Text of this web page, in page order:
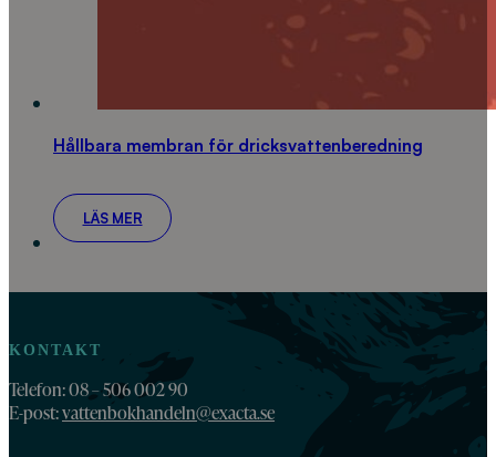
Hållbara membran för dricksvattenberedning
LÄS MER
KONTAKT
Telefon: 08 – 506 002 90
E-post:vattenbokhandeln@exacta.se